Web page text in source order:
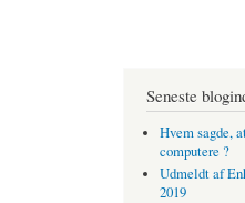
Seneste
Hvem sagde,
computere ?
Udmeldt af
2019